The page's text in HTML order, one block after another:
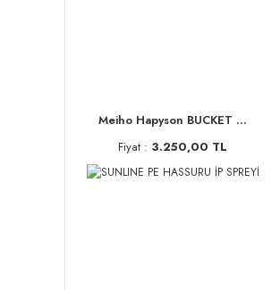
Meiho Hapyson BUCKET ...
Fiyat : 3.250,00 TL